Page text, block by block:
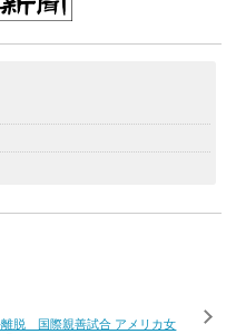
脱 国際親善試合 アメリカ女